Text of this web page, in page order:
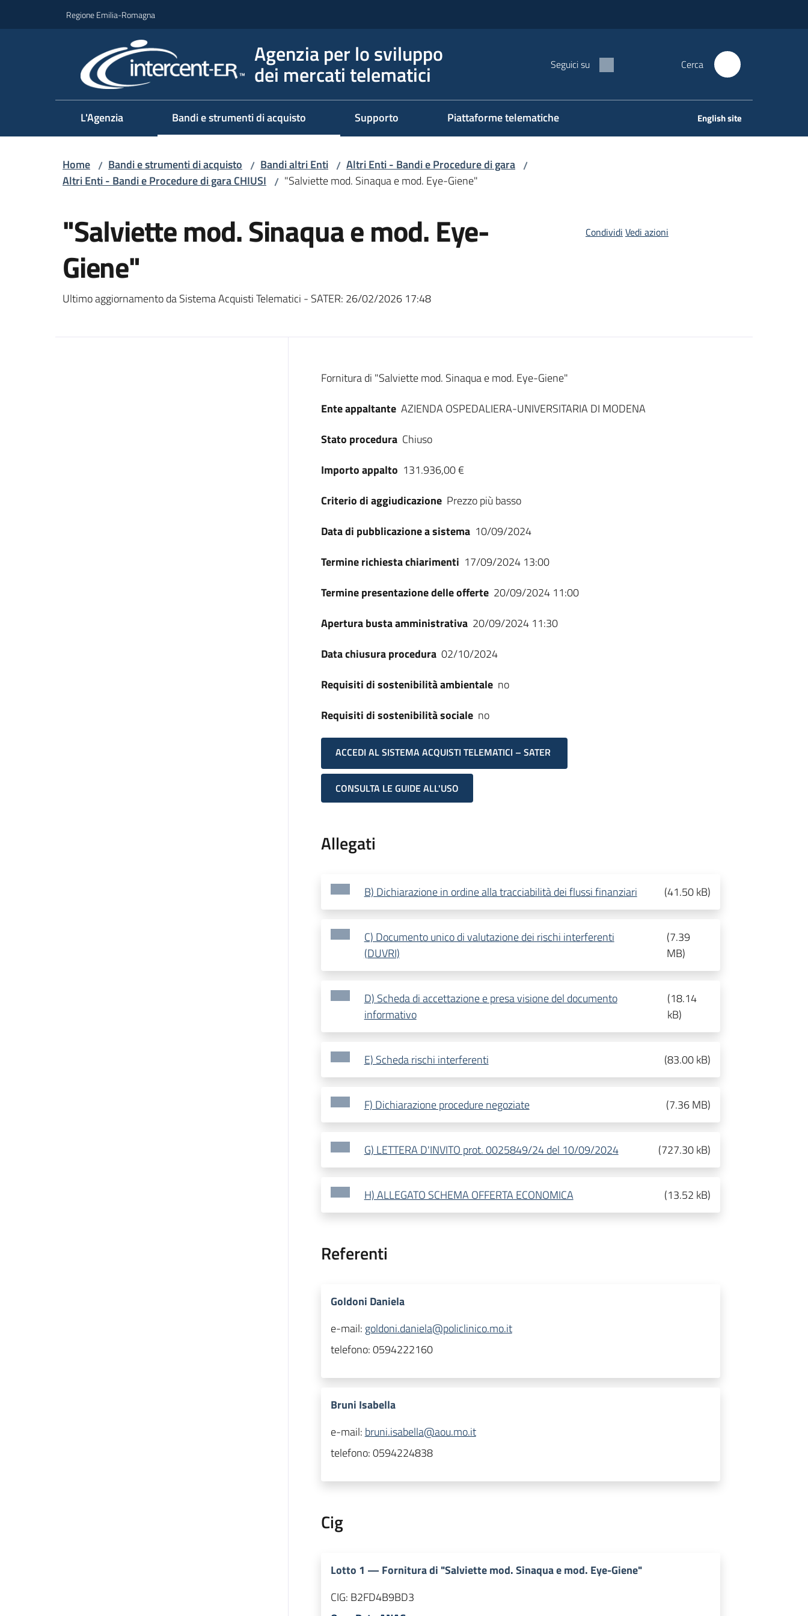
Regione Emilia-Romagna
Agenzia per lo sviluppo
dei mercati telematici Seguici su Cerca
L'Agenzia Bandi e strumenti di acquisto Supporto Piattaforme telematiche English site
Home / Bandi e strumenti di acquisto / Bandi altri Enti / Altri Enti - Bandi e Procedure di gara /
Altri Enti - Bandi e Procedure di gara CHIUSI / "Salviette mod. Sinaqua e mod. Eye-Giene"
"Salviette mod. Sinaqua e mod. Eye-
Giene"
Ultimo aggiornamento da Sistema Acquisti Telematici - SATER: 26/02/2026 17:48
Condividi Vedi azioni
Dati del bando
Fornitura di "Salviette mod. Sinaqua e mod. Eye-Giene"
Ente appaltante AZIENDA OSPEDALIERA-UNIVERSITARIA DI MODENA
Stato procedura Chiuso
Importo appalto 131.936,00 €
Criterio di aggiudicazione Prezzo più basso
Data di pubblicazione a sistema 10/09/2024
Termine richiesta chiarimenti 17/09/2024 13:00
Termine presentazione delle offerte 20/09/2024 11:00
Apertura busta amministrativa 20/09/2024 11:30
Data chiusura procedura 02/10/2024
Requisiti di sostenibilità ambientale no
Requisiti di sostenibilità sociale no
ACCEDI AL SISTEMA ACQUISTI TELEMATICI – SATER
CONSULTA LE GUIDE ALL'USO
Allegati
B) Dichiarazione in ordine alla tracciabilità dei flussi finanziari (41.50 kB)
C) Documento unico di valutazione dei rischi interferenti
(DUVRI)
(7.39
MB)
D) Scheda di accettazione e presa visione del documento
informativo
(18.14
kB)
E) Scheda rischi interferenti (83.00 kB)
F) Dichiarazione procedure negoziate (7.36 MB)
G) LETTERA D'INVITO prot. 0025849/24 del 10/09/2024 (727.30 kB)
H) ALLEGATO SCHEMA OFFERTA ECONOMICA (13.52 kB)
Referenti
Goldoni Daniela
e-mail: goldoni.daniela@policlinico.mo.it
telefono:0594222160
Bruni Isabella
e-mail: bruni.isabella@aou.mo.it
telefono:0594224838
Cig
Lotto 1 — Fornitura di "Salviette mod. Sinaqua e mod. Eye-Giene"
CIG: B2FD4B9BD3